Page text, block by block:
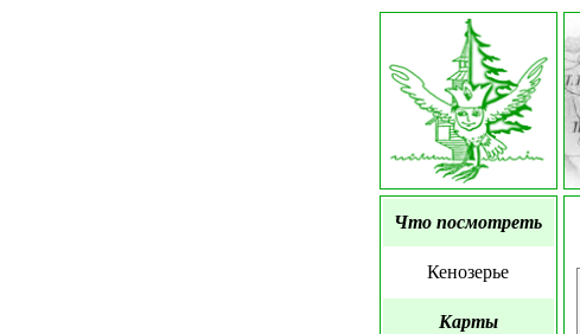
Что посмотреть
Кенозерье
Карты